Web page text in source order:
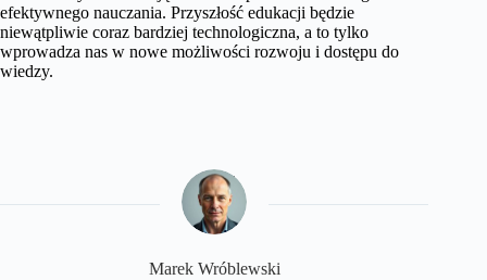
efektywnego nauczania. Przyszłość edukacji będzie
niewątpliwie coraz bardziej technologiczna, a to tylko
wprowadza nas w nowe możliwości rozwoju i dostępu do
wiedzy.
Marek Wróblewski